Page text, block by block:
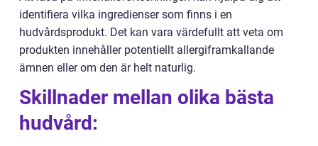
identifiera vilka ingredienser som finns i en
hudvårdsprodukt. Det kan vara värdefullt att veta om
produkten innehåller potentiellt allergiframkallande
ämnen eller om den är helt naturlig.
Skillnader mellan olika bästa
hudvård: